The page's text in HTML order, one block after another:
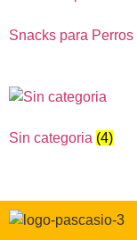
Snacks para Perros
Sin categoria (4)